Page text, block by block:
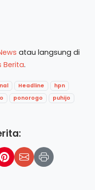
atau langsung di
Berita.
Headline
hpn
ponorogo
puhijo